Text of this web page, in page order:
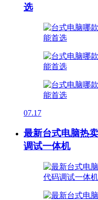
选
07.17
最新台式电脑热
调试一体机